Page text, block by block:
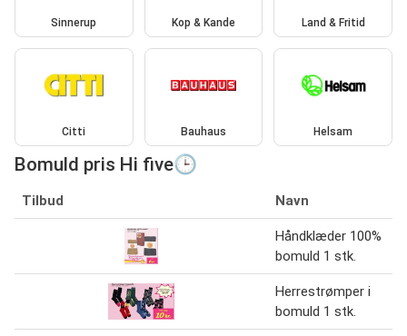
Sinnerup Kop & Kande Land & Fritid
Citti Bauhaus Helsam
Bomuld pris Hi five🕒
Tilbud Navn
Håndklæder 100%
bomuld 1 stk.
Herrestrømper i
bomuld 1 stk.